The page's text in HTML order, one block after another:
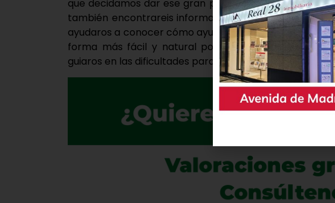
que decidamos dar ese gran paso. En este taller,
también encontrareis información muy útil. Nuestro
ayudaros a conocer cómo ayudar a vuestros hijos e
forma más fácil y natural posible. Y si, ya estáis
guiaros en las dificultades para avanzar, retrocesos…»,